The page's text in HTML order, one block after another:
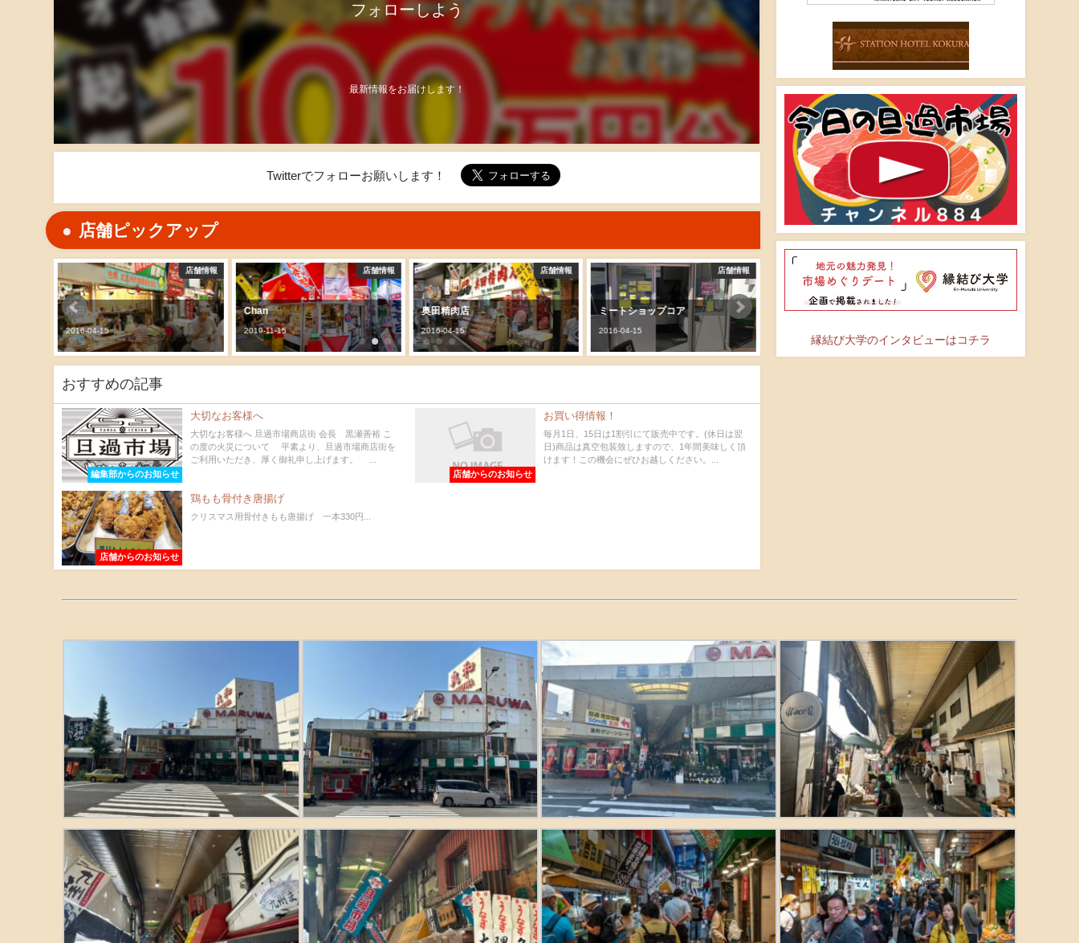
フォローしよう
最新情報をお届けします！
Twitterでフォローお願いします！
店舗ピックアップ
店舗情報
坪田
2016-04-15
店舗情報
Chan
2019-11-15
店舗情報
奥田精肉店
2016-04-15
店舗情報
ミートショップコア
2016-04-15
店舗情報
吉永（政）商店 仲野鮮魚店
おすすめの記事
編集部からのお知らせ
大切なお客様へ
大切なお客様へ 旦過市場商店街 会長 黒瀬善裕 こ
の度の火災について 平素より、旦過市場商店街を
ご利用いただき、厚く御礼申し上げます。 ...
店舗からのお知らせ
お買い得情報！
毎月1日、15日は1割引にて販売中です。(休日は翌
日)商品は真空包装致しますので、1年間美味しく頂
けます！この機会にぜひお越しください。...
店舗からのお知らせ
鶏もも骨付き唐揚げ
クリスマス用骨付きもも唐揚げ 一本330円...
縁結び大学のインタビューはコチラ